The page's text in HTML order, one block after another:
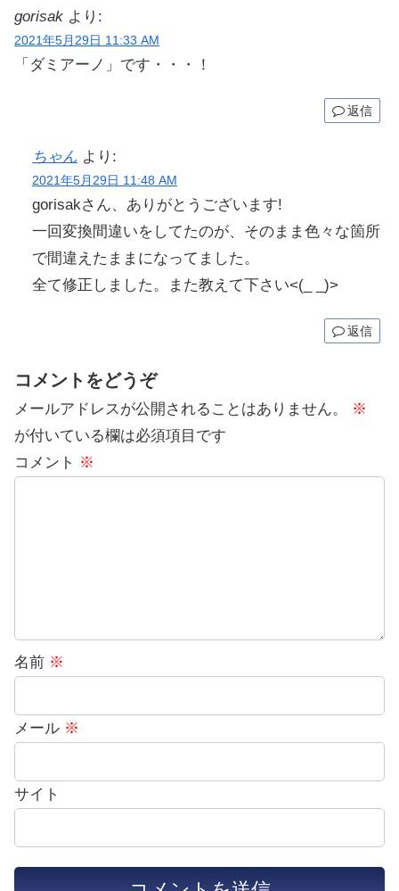
gorisak より:
2021年5月29日 11:33 AM
「ダミアーノ」です・・・！
返信
ちゃん より:
2021年5月29日 11:48 AM
gorisakさん、ありがとうございます!
一回変換間違いをしてたのが、そのまま色々な箇所
で間違えたままになってました。
全て修正しました。また教えて下さい<(_ _)>
返信
コメントをどうぞ
メールアドレスが公開されることはありません。
※
が付いている欄は必須項目です
コメント ※
名前 ※
メール ※
サイト